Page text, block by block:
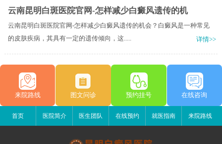
云南昆明白斑医院官网-怎样减少白癜风遗传的机
云南昆明白斑医院官网-怎样减少白癜风遗传的机会？白癜风是一种常见
的皮肤疾病，其具有一定的遗传倾向，这.....
详情>>
来院路线 图文问诊 预约挂号 在线咨询
首页 医院简介 医生团队 在线预约 就医指南 来院路线